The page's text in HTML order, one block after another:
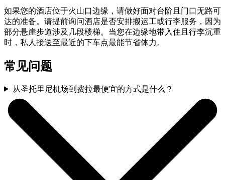
如果您的酒店位于火山口边缘，请做好面对台阶且门口无路可
达的准备。请提前询问酒店是否安排搬运工或行李服务，因为
部分悬崖步道涉及几段楼梯。当您在边缘地带入住且行李沉重
时，私人接送至最近的下车点最能节省体力。
常见问题
从圣托里尼机场到费拉最便宜的方式是什么？